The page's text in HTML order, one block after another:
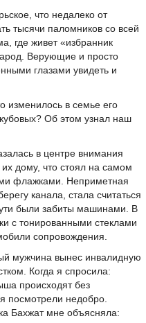
что недалеко от
тысячи паломников со всей
где живет «избранник
Верующие и просто
глазами увидеть и
изменилось в семье его
Об этом узнал наш
в центре внимания
дому, что стоял на самом
флажками. Неприметная
канала, стала считаться
были забиты машинами. В
с тонированными стеклами
сопровождения.
мужчина вынес инвалидную
Когда я спросила:
происходят без
посмотрели недобро.
Бахжат мне объясняла: